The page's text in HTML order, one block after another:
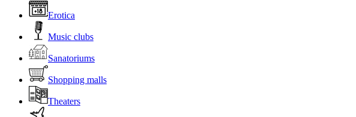
Erotica
Music clubs
Sanatoriums
Shopping malls
Theaters